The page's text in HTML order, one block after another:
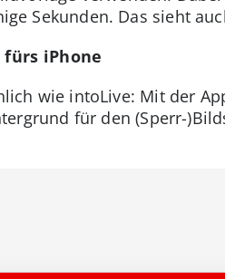
Sekunden. Das sieht
iPhone
wie intoLive: Mit der
für den (Sperr-